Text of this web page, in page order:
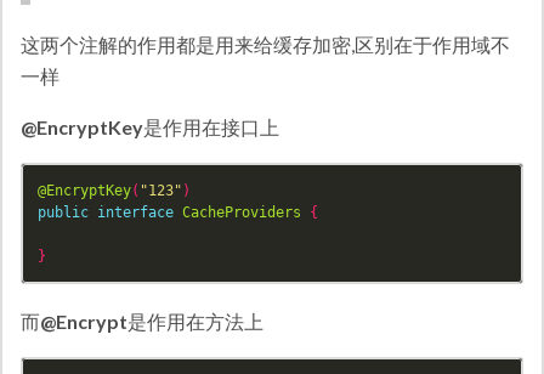
这两个注解的作用都是用来给缓存加密,区别在于作用域不
一样
@EncryptKey是作用在接口上
@EncryptKey( "123" )
public interface CacheProviders {
}
而@Encrypt是作用在方法上